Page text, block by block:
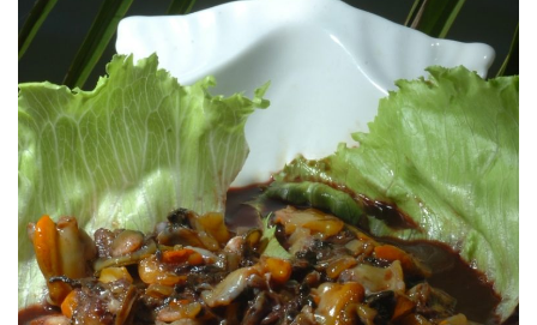
ARTE Y CULTURA